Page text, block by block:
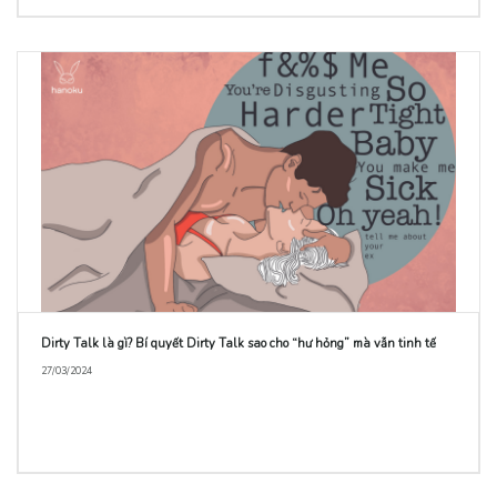
Dirty Talk là gì? Bí quyết Dirty Talk sao cho “hư hỏng” mà vẫn tinh tế
27/03/2024